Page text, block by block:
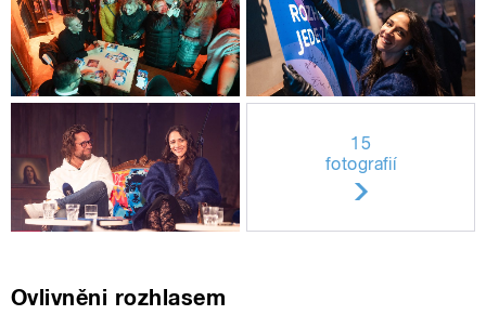
15
fotografií
Ovlivněni rozhlasem